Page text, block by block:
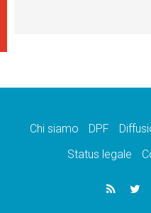
Chi siamo DPF
Status legale